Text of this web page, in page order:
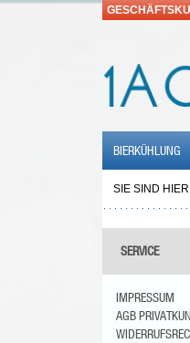
BIERKÜHLUNG
SIE SIND
SERVICE
IMPRESSUM
AGB